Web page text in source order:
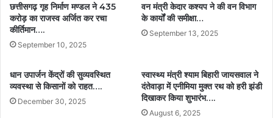
छत्तीसगढ़ गृह निर्माण मण्डल ने 435
करोड़ का राजस्व अर्जित कर रचा
कीर्तिमान….
September 10, 2025
वन मंत्री केदार कश्यप ने की वन विभाग
के कार्यों की समीक्षा…
September 13, 2025
धान उपार्जन केंद्रों की सुव्यवस्थित
व्यवस्था से किसानों को राहत….
December 30, 2025
स्वास्थ्य मंत्री श्याम बिहारी जायसवाल ने
दंतेवाड़ा में एनीमिया मुक्त रथ को हरी झंडी
दिखाकर किया शुभारंभ….
August 6, 2025